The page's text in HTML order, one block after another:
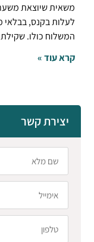
משאית שיוצאת
לעלות בקנס, בבלאי
המשלוח כולו.
קרא עוד »
יצירת קשר